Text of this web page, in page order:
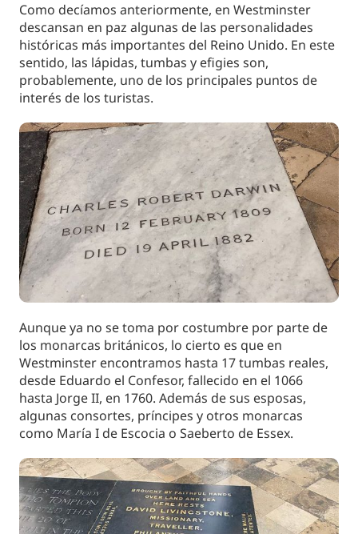
Como decíamos anteriormente, en Westminster
descansan en paz algunas de las personalidades
históricas más importantes del Reino Unido. En este
sentido, las lápidas, tumbas y efigies son,
probablemente, uno de los principales puntos de
interés de los turistas.
Aunque ya no se toma por costumbre por parte de
los monarcas británicos, lo cierto es que en
Westminster encontramos hasta 17 tumbas reales,
desde Eduardo el Confesor, fallecido en el 1066
hasta Jorge II, en 1760. Además de sus esposas,
algunas consortes, príncipes y otros monarcas
como María I de Escocia o Saeberto de Essex.